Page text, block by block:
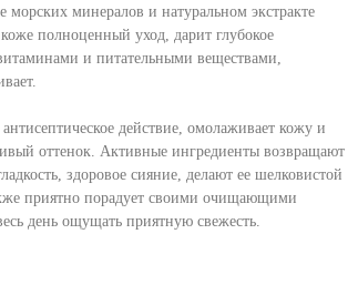
морских минералов и натуральном экстракте
коже полноценный уход, дарит глубокое
и питательными веществами,
действие, омолаживает кожу и
оттенок. Активные ингредиенты возвращают
здоровое сияние, делают ее шелковистой
приятно порадует своими очищающими
день ощущать приятную свежесть.